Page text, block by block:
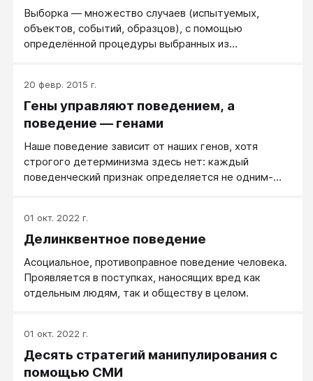
нам нравится, кого мы любим или выбираем в
качестве романтического партнера? Как мы влияем
друг на друга?
Выборка — множество случаев (испытуемых,
объектов, событий, образцов), с помощью
определённой процедуры выбранных из
20 февр. 2015 г.
Гены управляют поведением, а
поведение — генами
Наше поведение зависит от наших генов, хотя
строгого детерминизма здесь нет: каждый
поведенческий признак определяется не одним-
может влиять на гены, причем это влияние
прослеживается как в эволюционном масштабе
организма.
01 окт. 2022 г.
Делинквентное поведение
Асоциальное, противоправное поведение человека.
Проявляется в поступках, наносящих вред как
отдельным людям, так и обществу в целом.
01 окт. 2022 г.
Десять стратегий манипулирования с
помощью СМИ